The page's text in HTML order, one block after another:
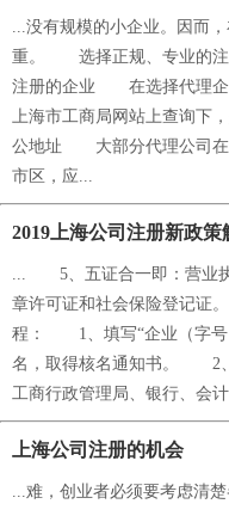
...没有规模的小企业。因而
重。 选择正规、专业的
注册的企业 在选择代理企
上海市工商局网站上查询
公地址 大部分代理公司在
市区，应...
2019上海公司注册新政策
... 5、五证合一即：营业
章许可证和社会保险登记
程： 1、填写“企业（字号
名，取得核名通知书。 2、
工商行政管理局、银行、
上海公司注册的机会
...难，创业者必须要考虑